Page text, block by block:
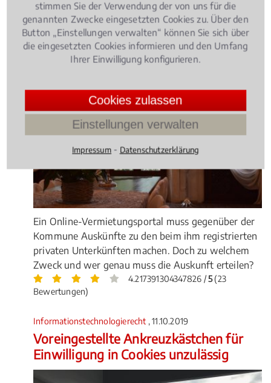
Rechtsbeiträge zu IT-Recht
12.07.2021)
Internetportal muss Auskunft zu
privaten Unterkünften erteilen
Ein Online-Vermietungsportal muss gegenüber der
Kommune Auskünfte zu den beim ihm registrierten
privaten Unterkünften machen. Doch zu welchem
Zweck und wer genau muss die Auskunft erteilen?
4.217391304347826 /5(23
Bewertungen)
Informationstechnologierecht , 11.10.2019
Voreingestellte Ankreuzkästchen für
Einwilligung in Cookies unzulässig
stimmen Sie der Verwendung der von uns für die
genannten Zwecke eingesetzten Cookies zu. Über den
Button „Einstellungen verwalten“ können Sie sich über
die eingesetzten Cookies informieren und den Umfang
Ihrer Einwilligung konfigurieren.
Cookies zulassen
Einstellungen verwalten
Impressum ⁃ Datenschutzerklärung